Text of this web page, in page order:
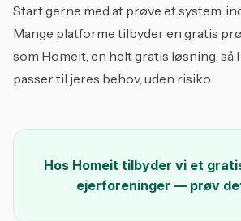
Start gerne med at prøve et system,
Mange platforme tilbyder en gratis
som Homeit, en helt gratis løsning, så
passer til jeres behov, uden risiko.
Hos Homeit tilbyder vi et
ejerforeninger — prøv